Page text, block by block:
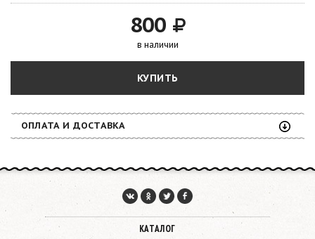
800
в наличии
КУПИТЬ
ОПЛАТА И ДОСТАВКА
КАТАЛОГ